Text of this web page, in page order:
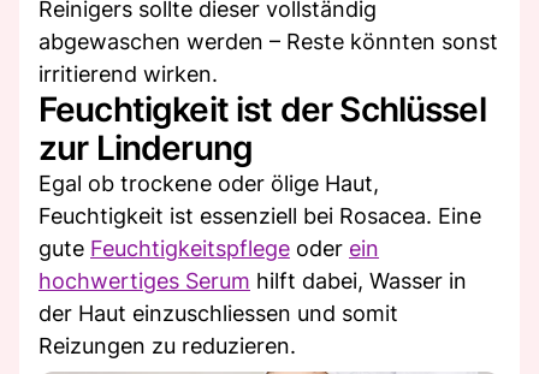
Reinigers sollte dieser vollständig
abgewaschen werden – Reste könnten sonst
irritierend wirken.
Feuchtigkeit ist der Schlüssel
zur Linderung
Egal ob trockene oder ölige Haut,
Feuchtigkeit ist essenziell bei Rosacea. Eine
gute Feuchtigkeitspflege oder ein
hochwertiges Serum hilft dabei, Wasser in
der Haut einzuschliessen und somit
Reizungen zu reduzieren.